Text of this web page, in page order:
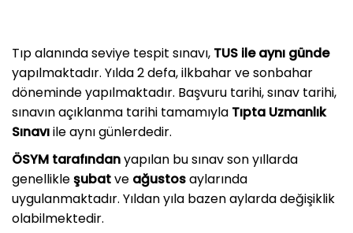
Tıp alanında seviye tespit sınavı, TUS ile aynı günde
yapılmaktadır. Yılda 2 defa, ilkbahar ve sonbahar
döneminde yapılmaktadır. Başvuru tarihi, sınav tarihi,
sınavın açıklanma tarihi tamamıyla Tıpta Uzmanlık
Sınavıile aynı günlerdedir.
ÖSYM tarafındanyapılan bu sınav son yıllarda
genellikleşubatve ağustosaylarında
uygulanmaktadır. Yıldan yıla bazen aylarda değişiklik
olabilmektedir.